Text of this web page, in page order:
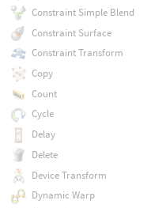
Constraint Simple Blend
Constraint Surface
Constraint Transform
Copy
Count
Cycle
Delay
Delete
Device Transform
Dynamic Warp